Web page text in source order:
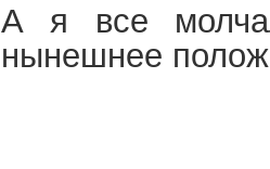
А я все
нынешнее